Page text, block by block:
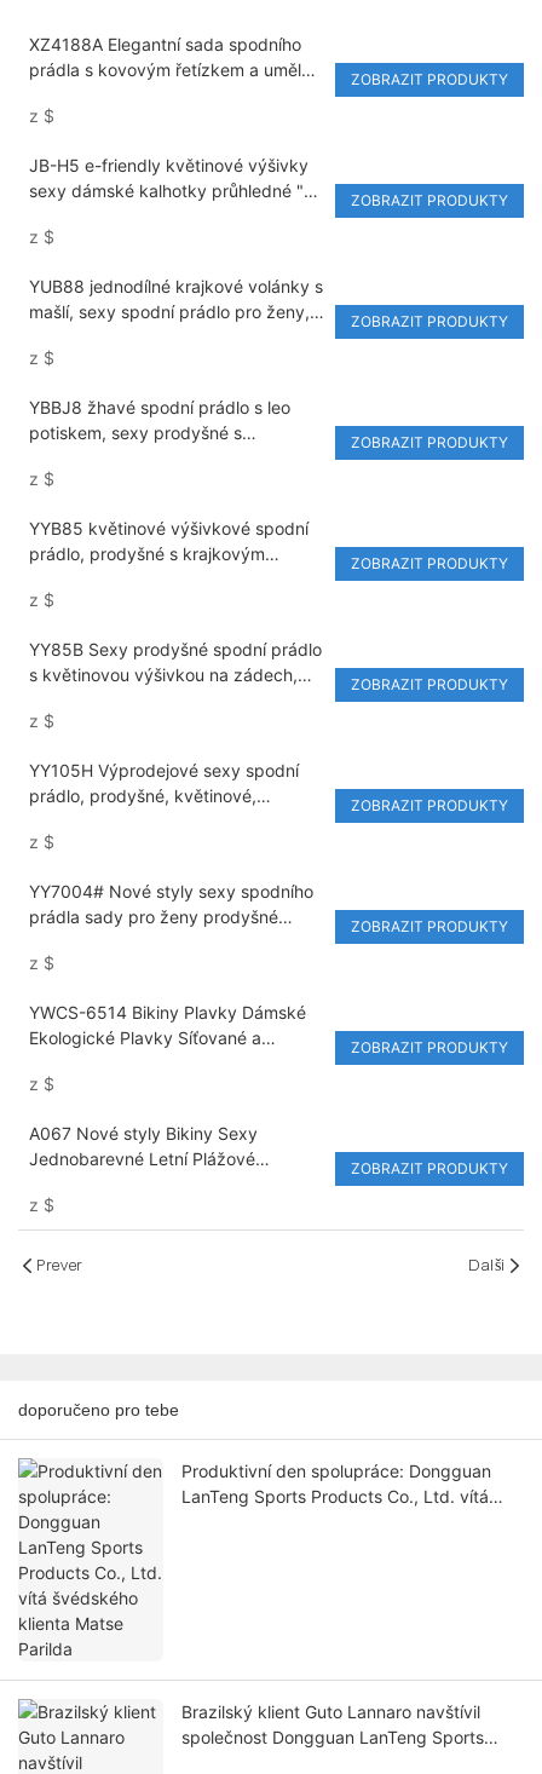
XZ4188A Elegantní sada spodního
prádla s kovovým řetízkem a umělou
podprsenka pro klubové nošení a
z $
ZOBRAZIT PRODUKTY
JB-H5 e-friendly květinové výšivky
sexy dámské kalhotky průhledné "V"
z $
ZOBRAZIT PRODUKTY
YUB88 jednodílné krajkové volánky s
mašlí, sexy spodní prádlo pro ženy,
z $
ZOBRAZIT PRODUKTY
YBBJ8 žhavé spodní prádlo s leo
potiskem, sexy prodyšné s
podprsenka
z $
ZOBRAZIT PRODUKTY
YYB85 květinové výšivkové spodní
prádlo, prodyšné s krajkovým
kalhotky
z $
ZOBRAZIT PRODUKTY
YY85B Sexy prodyšné spodní prádlo
s květinovou výšivkou na zádech,
rychlosprchovací kalhotky
z $
ZOBRAZIT PRODUKTY
YY105H Výprodejové sexy spodní
prádlo, prodyšné, květinové,
ramínky
z $
ZOBRAZIT PRODUKTY
YY7004# Nové styly sexy spodního
prádla sady pro ženy prodyšné
prádlo
z $
ZOBRAZIT PRODUKTY
YWCS-6514 Bikiny Plavky Dámské
Ekologické Plavky Síťované a
Rozdělené Bikiny Dámské Sexy
z $
ZOBRAZIT PRODUKTY
A067 Nové styly Bikiny Sexy
Jednobarevné Letní Plážové
Potiskem
z $
ZOBRAZIT PRODUKTY
Prever Další
doporučeno pro tebe
Produktivní den spolupráce: Dongguan
LanTeng Sports Products Co., Ltd. vítá
Brazilský klient Guto Lannaro navštívil
společnost Dongguan LanTeng Sports